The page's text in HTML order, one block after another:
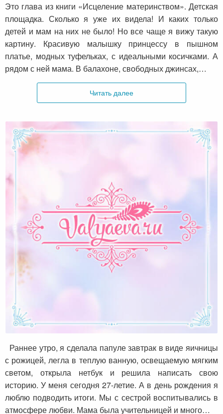
Это глава из книги «Исцеление материнством». Детская
площадка. Сколько я уже их видела! И каких только
детей и мам на них не было! Но все чаще я вижу такую
картину. Красивую малышку принцессу в пышном
платье, модных туфельках, с идеальными косичками. А
рядом с ней мама. В балахоне, свободных джинсах,…
Читать далее
Ольга из Москвы о смелости,
электрогитаре и платьях
Раннее утро, я сделала папуле завтрак в виде яичницы
с рожицей, легла в теплую ванную, освещаемую мягким
светом, открыла нетбук и решила написать свою
историю. У меня сегодня 27-летие. А в день рождения я
люблю подводить итоги. Мы с сестрой воспитывались в
атмосфере любви. Мама была учительницей и много…